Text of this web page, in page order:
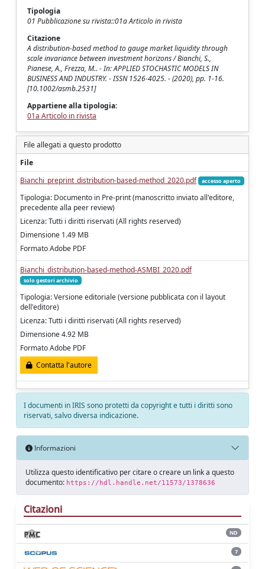
Tipologia
01 Pubblicazione su rivista::01a Articolo in rivista
Citazione
A distribution-based method to gauge market liquidity through
scale invariance between investment horizons / Bianchi, S.,
Pianese, A., Frezza, M.. - In: APPLIED STOCHASTIC MODELS IN
BUSINESS AND INDUSTRY. - ISSN 1526-4025. - (2020), pp. 1-16.
[10.1002/asmb.2531]
Appartiene alla tipologia:
01a Articolo in rivista
File allegati a questo prodotto
File
Bianchi_preprint_distribution-based-method_2020.pdf
accesso aperto
Tipologia: Documento in Pre-print (manoscritto inviato all'editore,
precedente alla peer review)
Licenza: Tutti i diritti riservati (All rights reserved)
Dimensione 1.49 MB
Formato Adobe PDF
Bianchi_distribution-based-method-ASMBI_2020.pdf
solo gestori archivio
Tipologia: Versione editoriale (versione pubblicata con il layout
dell'editore)
Licenza: Tutti i diritti riservati (All rights reserved)
Dimensione 4.92 MB
Formato Adobe PDF
Contatta l'autore
I documenti in IRIS sono protetti da copyright e tutti i diritti sono
riservati, salvo diversa indicazione.
Informazioni
Utilizza questo identificativo per citare o creare un link a questo
documento: https://hdl.handle.net/11573/1378636
Citazioni
ND
7